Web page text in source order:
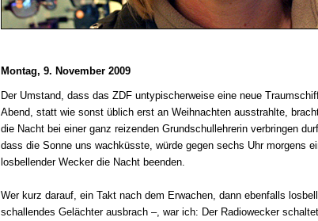
Montag, 9. November 2009
Der Umstand, dass das ZDF untypischerweise eine neue
Abend, statt wie sonst üblich erst an Weihnachten ausstrahlte,
die Nacht bei einer ganz reizenden Grundschullehrerin verbringen
dass die Sonne uns wachküsste, würde gegen sechs Uhr morgens
losbellender Wecker die Nacht beenden.
Wer kurz darauf, ein Takt nach dem Erwachen, dann ebenfalls
schallendes Gelächter ausbrach –, war ich: Der Radiowecker